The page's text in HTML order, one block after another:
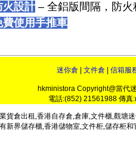
火設計 – 全鋁版間隔，防
費使用手推車
迷你倉| 文件倉| 信箱服
hkministora Copyright@當代
電話:(852) 21561988 傳
貨倉出租,香港自存倉,倉庫,文件櫃,觀塘
新界儲存櫃,香港儲物室,文件柜,儲存柜和